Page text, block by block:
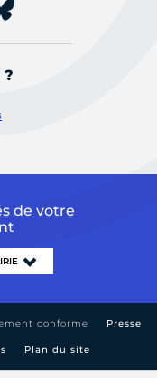
?
de votre
conforme Presse
Plan du site